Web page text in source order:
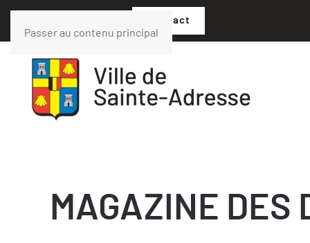
Passer au contenu principal
Contact
MAGAZINE DES